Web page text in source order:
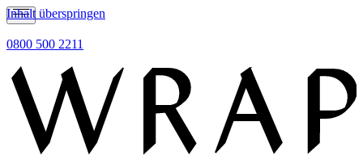
Inhalt überspringen
0800 500 2211